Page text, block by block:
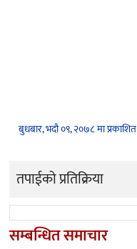
बुधबार, भदौ ०९, २०७८ मा प्रकाशित
तपाईको प्रतिक्रिया
सम्बन्धित समाचार